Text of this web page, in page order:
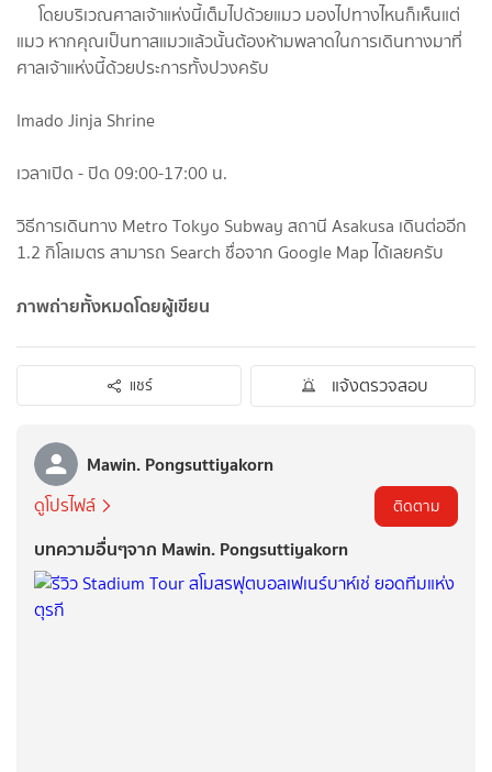
โดยบริเวณศาลเจ้าแห่งนี้เต็มไปด้วยแมว มองไปทางไหนก็เห็นแต่
แมว หากคุณเป็นทาสแมวแล้วนั้นต้องห้ามพลาดในการเดินทางมาที่
ศาลเจ้าแห่งนี้ด้วยประการทั้งปวงครับ
Imado Jinja Shrine
เวลาเปิด - ปิด 09:00-17:00 น.
วิธีการเดินทาง Metro Tokyo Subway สถานี Asakusa เดินต่ออีก
1.2 กิโลเมตร สามารถ Search ชื่อจาก Google Map ได้เลยครับ
ภาพถ่ายทั้งหมดโดยผู้เขียน
แชร์ แจ้งตรวจสอบ
Mawin. Pongsuttiyakorn
ดูโปรไฟล์ ติดตาม
บทความอื่นๆจาก Mawin. Pongsuttiyakorn